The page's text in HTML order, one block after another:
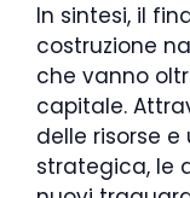
In sintesi, il
costruzione
che vanno
capitale.
delle risorse
strategica, le